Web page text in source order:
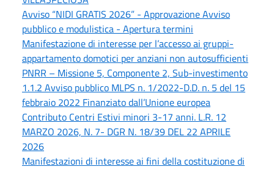
Avviso “NIDI GRATIS 2026” - Approvazione Avviso
pubblico e modulistica - Apertura termini
Manifestazione di interesse per l’accesso ai gruppi-
appartamento domotici per anziani non autosufficienti
PNRR – Missione 5, Componente 2, Sub-investimento
1.1.2 Avviso pubblico MLPS n. 1/2022-D.D. n. 5 del 15
febbraio 2022 Finanziato dall’Unione europea
Contributo Centri Estivi minori 3-17 anni. L.R. 12
MARZO 2026, N. 7- DGR N. 18/39 DEL 22 APRILE
2026
Manifestazioni di interesse ai fini della costituzione di